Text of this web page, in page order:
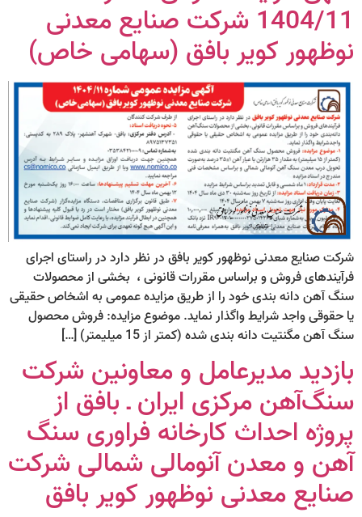
1404/11 شرکت صنایع معدنی
نوظهور کویر بافق (سهامی خاص)
شرکت صنایع معدنی نوظهور کویر بافق در نظر دارد در راستای اجرای
فرآیندهای فروش و براساس مقررات قانونی ، بخشی از محصولات
سنگ آهن دانه بندی خود را از طریق مزایده عمومی به اشخاص حقیقی
یا حقوقی واجد شرایط واگذار نماید. موضوع مزایده: فروش محصول
سنگ آهن مگنتیت دانه بندی شده (کمتر از 15 میلیمتر) […]
بازدید مدیرعامل و معاونین شرکت
سنگ‌آهن مرکزی ایران ـ بافق از
پروژه احداث کارخانه فراوری سنگ
آهن و معدن آنومالی شمالی شرکت
صنایع معدنی نوظهور کویر بافق